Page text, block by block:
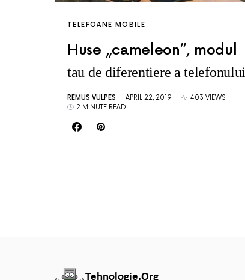
TELEFOANE MOBILE
Huse „cameleon”, modul
tau de diferentiere a telefonului
REMUS VULPES APRIL 22, 2019
403 VIEWS
2 MINUTE READ